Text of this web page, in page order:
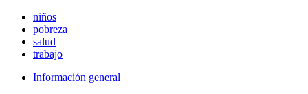
niños
pobreza
salud
trabajo
Información general